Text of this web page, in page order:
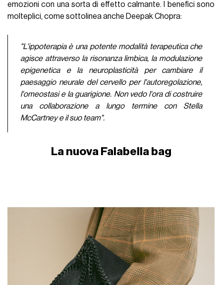
emozioni con una sorta di effetto calmante. I benefici sono
molteplici, come sottolinea anche Deepak Chopra:
"L'ippoterapia è una potente modalità terapeutica che
agisce attraverso la risonanza limbica, la modulazione
epigenetica e la neuroplasticità per cambiare il
paesaggio neurale del cervello per l'autoregolazione,
l'omeostasi e la guarigione. Non vedo l'ora di costruire
una collaborazione a lungo termine con Stella
McCartney e il suo team".
La nuova Falabella bag